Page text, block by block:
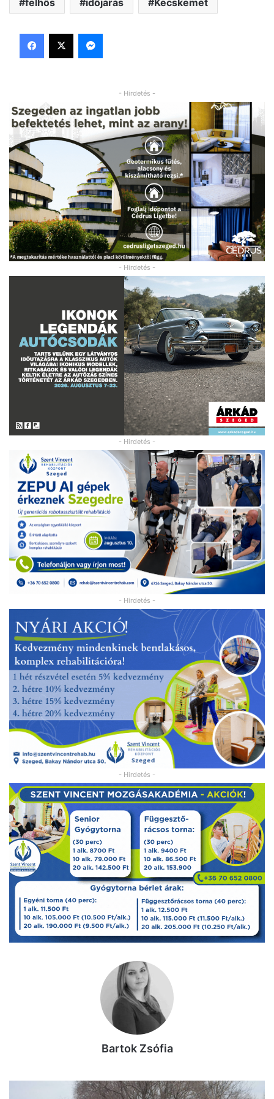
felhős időjárás Kecskemét
Facebook
X Messenger
- Hirdetés -
- Hirdetés -
- Hirdetés -
- Hirdetés -
- Hirdetés -
Bartok Zsófia